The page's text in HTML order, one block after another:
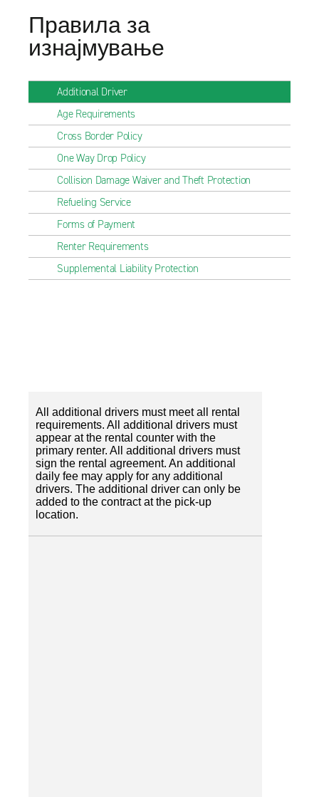
Правила за
изнајмување
Additional Driver
Age Requirements
Cross Border Policy
One Way Drop Policy
Collision Damage Waiver and Theft Protection
Refueling Service
Forms of Payment
Renter Requirements
Supplemental Liability Protection
All additional drivers must meet all rental
requirements. All additional drivers must
appear at the rental counter with the
primary renter. All additional drivers must
sign the rental agreement. An additional
daily fee may apply for any additional
drivers. The additional driver can only be
added to the contract at the pick-up
location.